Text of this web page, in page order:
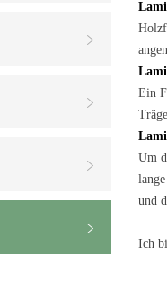
Ein
Um
und
Ich